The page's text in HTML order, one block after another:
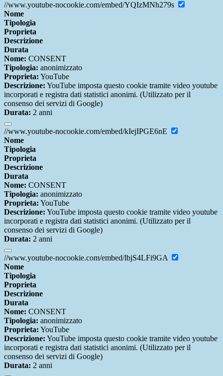
//www.youtube-nocookie.com/embed/YQIzMNh279s
Nome
Tipologia
Proprieta
Descrizione
Durata
Nome: CONSENT
Tipologia: anonimizzato
Proprieta: YouTube
Descrizione: YouTube imposta questo cookie tramite video youtube
incorporati e registra dati statistici anonimi. (Utilizzato per il
consenso dei servizi di Google)
Durata: 2 anni
//www.youtube-nocookie.com/embed/kIejIPGE6nE
Nome
Tipologia
Proprieta
Descrizione
Durata
Nome: CONSENT
Tipologia: anonimizzato
Proprieta: YouTube
Descrizione: YouTube imposta questo cookie tramite video youtube
incorporati e registra dati statistici anonimi. (Utilizzato per il
consenso dei servizi di Google)
Durata: 2 anni
//www.youtube-nocookie.com/embed/lbjS4LFi9GA
Nome
Tipologia
Proprieta
Descrizione
Durata
Nome: CONSENT
Tipologia: anonimizzato
Proprieta: YouTube
Descrizione: YouTube imposta questo cookie tramite video youtube
incorporati e registra dati statistici anonimi. (Utilizzato per il
consenso dei servizi di Google)
Durata: 2 anni